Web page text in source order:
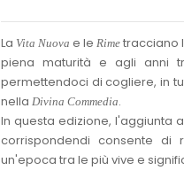
La Vita Nuova e le Rime tracciano
piena maturità e agli anni
permettendoci di cogliere, in
nella Divina Commedia.
In questa edizione, l'aggiunta
corrispondendi consente
un'epoca tra le più vive e